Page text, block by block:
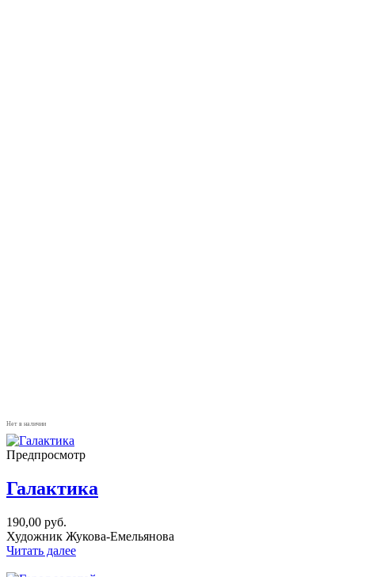
Нет в наличии
Предпросмотр
Галактика
190,00 руб.
Художник Жукова-Емельянова
Читать далее